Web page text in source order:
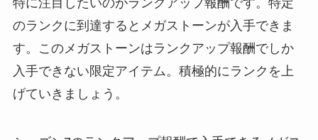
特に注目したいのがランクアップ報酬です。特定
のランクに到達するとメガストーンが入手できま
す。このメガストーンはランクアップ報酬でしか
入手できない限定アイテム。積極的にランクを上
げていきましょう。